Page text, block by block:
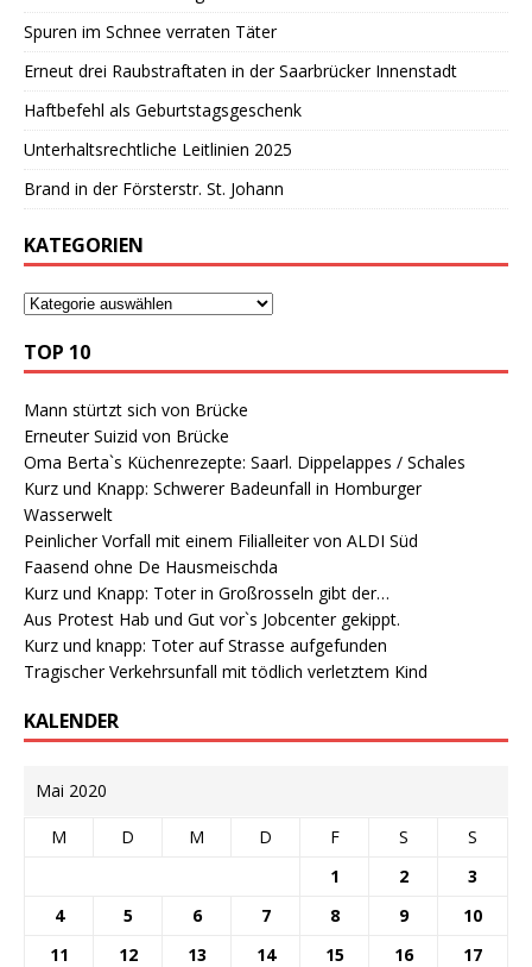
Spuren im Schnee verraten Täter
Erneut drei Raubstraftaten in der Saarbrücker Innenstadt
Haftbefehl als Geburtstagsgeschenk
Unterhaltsrechtliche Leitlinien 2025
Brand in der Försterstr. St. Johann
KATEGORIEN
TOP 10
Mann stürtzt sich von Brücke
Erneuter Suizid von Brücke
Oma Berta`s Küchenrezepte: Saarl. Dippelappes / Schales
Kurz und Knapp: Schwerer Badeunfall in Homburger
Wasserwelt
Peinlicher Vorfall mit einem Filialleiter von ALDI Süd
Faasend ohne De Hausmeischda
Kurz und Knapp: Toter in Großrosseln gibt der…
Aus Protest Hab und Gut vor`s Jobcenter gekippt.
Kurz und knapp: Toter auf Strasse aufgefunden
Tragischer Verkehrsunfall mit tödlich verletztem Kind
KALENDER
Mai 2020
M D M D F S
S
1
2
3
4
5 6 7 8 9
10
11
12 13 14 15 16
17